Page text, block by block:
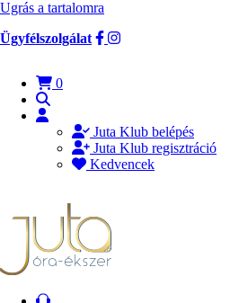
Ugrás a tartalomra
Ügyfélszolgálat
0
Juta Klub belépés
Juta Klub regisztráció
Kedvencek